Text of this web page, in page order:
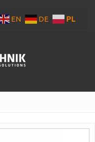
EN DE PL